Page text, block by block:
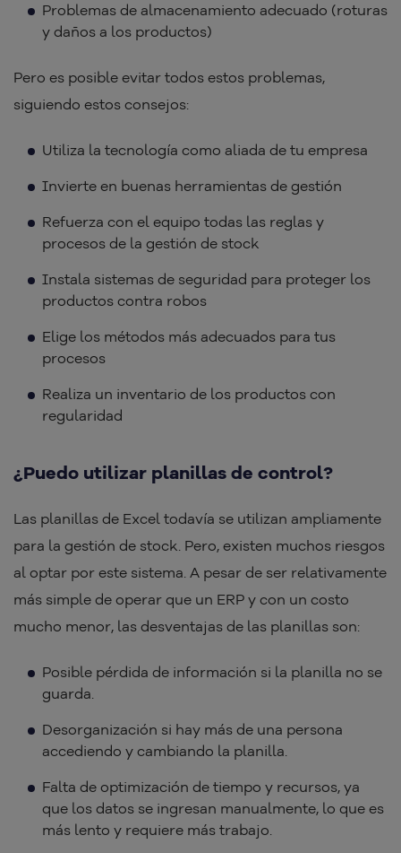
Problemas de almacenamiento adecuado (roturas
y daños a los productos)
Pero es posible evitar todos estos problemas,
siguiendo estos consejos:
Utiliza la tecnología como aliada de tu empresa
Invierte en buenas herramientas de gestión
Refuerza con el equipo todas las reglas y
procesos de la gestión de stock
Instala sistemas de seguridad para proteger los
productos contra robos
Elige los métodos más adecuados para tus
procesos
Realiza un inventario de los productos con
regularidad
¿Puedo utilizar planillas de control?
Las planillas de Excel todavía se utilizan ampliamente
para la gestión de stock. Pero, existen muchos riesgos
al optar por este sistema. A pesar de ser relativamente
más simple de operar que un ERP y con un costo
mucho menor, las desventajas de las planillas son:
Posible pérdida de información si la planilla no se
guarda.
Desorganización si hay más de una persona
accediendo y cambiando la planilla.
Falta de optimización de tiempo y recursos, ya
que los datos se ingresan manualmente, lo que es
más lento y requiere más trabajo.